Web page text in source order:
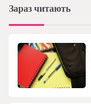
Зараз читають